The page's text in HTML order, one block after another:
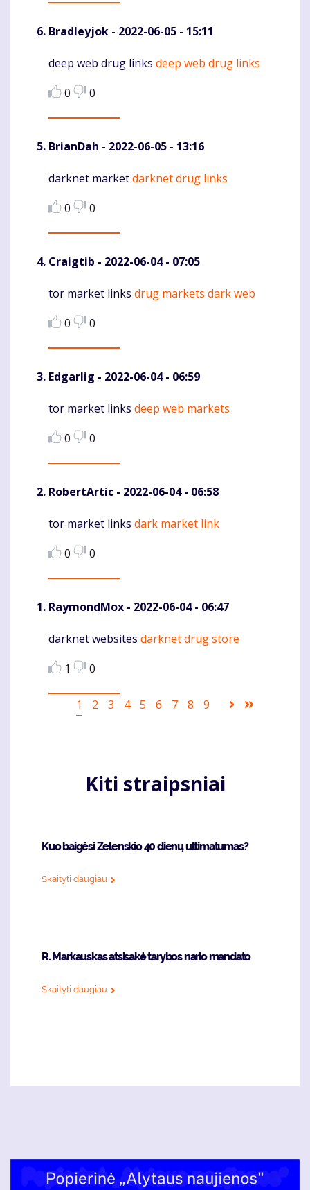
Bradleyjok - 2022-06-05 - 15:11
Komentaras
deep web drug links deep web drug links
0
0
BrianDah - 2022-06-05 - 13:16
Komentaras
darknet marketdarknet drug links
0
0
Craigtib - 2022-06-04 - 07:05
Komentaras
tor market links drug markets dark web
0
0
Edgarlig - 2022-06-04 - 06:59
Komentaras
tor market links deep web markets
0
0
RobertArtic - 2022-06-04 - 06:58
Komentaras
tor market links dark market link
0
0
RaymondMox - 2022-06-04 - 06:47
Komentaras
darknet websites darknet drug store
1
0
Pagination
Current
1 Puslapis
2 Puslapis
3 Puslapis
4 Puslapis
5 Puslapis
6 Puslapis
7 Puslapis
8 Puslapis
9
Sekantis
Kiti straipsniai
Kuo baigėsi Zelenskio 40 dienų ultimatumas?
Skaityti daugiau
R. Markauskas atsisakė tarybos nario mandato
Skaityti daugiau